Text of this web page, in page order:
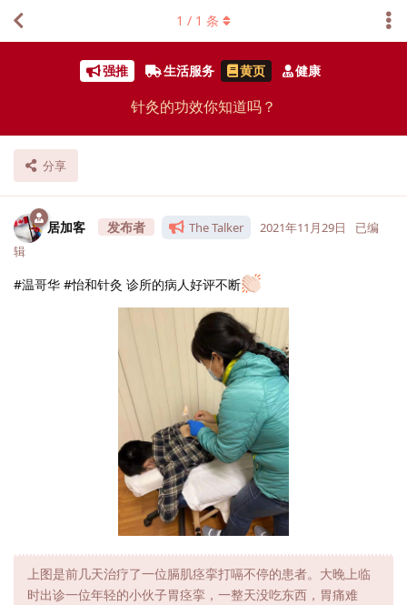
强推 生活服务 黄页 健康
针灸的功效你知道吗？
分享
1 / 1 条
居加客 The Talker 2021年11月29日
已编
辑
#温哥华 #怡和针灸 诊所的病人好评不断
上图是前几天治疗了一位膈肌痉挛打嗝不停的患者。大晚上临
时出诊一位年轻的小伙子胃痉挛，一整天没吃东西，胃痛难